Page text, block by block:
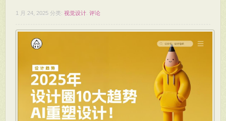
1 月 24, 2025 分类: 视觉设计 评论